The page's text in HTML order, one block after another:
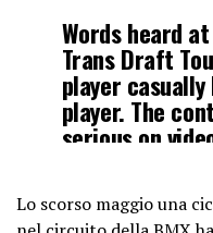
Words heard
Trans Draft
player
player. The
serious on
female suffers
Lo scorso maggio una